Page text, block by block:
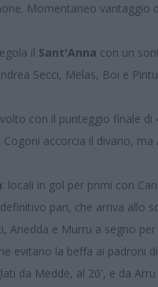
Momentaneo vantaggio
il Sant'Anna con un
Secci, Melas, Boi e
con il punteggio finale di
accorcia il divario, ma
: locali in gol per primi con
pari, che arriva allo
Anedda e Murru a segno
evitano la beffa ai padroni
da Medde, al 20', e da Arru